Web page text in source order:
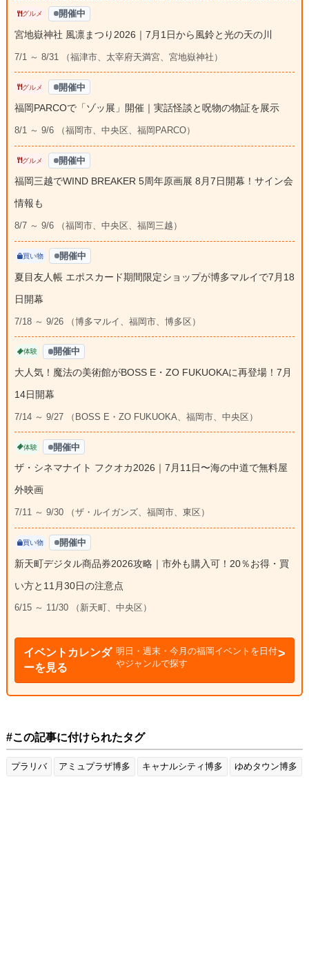
グルメ 開催中
宮地嶽神社 風凛まつり2026｜7月1日から風鈴と光の天の川
7/1 ～ 8/31 （福津市、太宰府天満宮、宮地嶽神社）
グルメ 開催中
福岡PARCOで「ゾッ展」開催｜実話怪談と呪物の物証を展示
8/1 ～ 9/6 （福岡市、中央区、福岡PARCO）
グルメ 開催中
福岡三越でWIND BREAKER 5周年原画展 8月7日開幕！サイン会
情報も
8/7 ～ 9/6 （福岡市、中央区、福岡三越）
買い物 開催中
夏目友人帳 エポスカード期間限定ショップが博多マルイで7月18
日開幕
7/18 ～ 9/26 （博多マルイ、福岡市、博多区）
体験 開催中
大人気！魔法の美術館がBOSS E・ZO FUKUOKAに再登場！7月
14日開幕
7/14 ～ 9/27 （BOSS E・ZO FUKUOKA、福岡市、中央区）
体験 開催中
ザ・シネマナイト フクオカ2026｜7月11日〜海の中道で無料屋
外映画
7/11 ～ 9/30 （ザ・ルイガンズ、福岡市、東区）
買い物 開催中
新天町デジタル商品券2026攻略｜市外も購入可！20％お得・買
い方と11月30日の注意点
6/15 ～ 11/30 （新天町、中央区）
イベントカレンダ
ーを見る
明日・週末・今月の福岡イベントを日付
やジャンルで探す
#この記事に付けられたタグ
プラリバ アミュプラザ博多 キャナルシティ博多 ゆめタウン博多